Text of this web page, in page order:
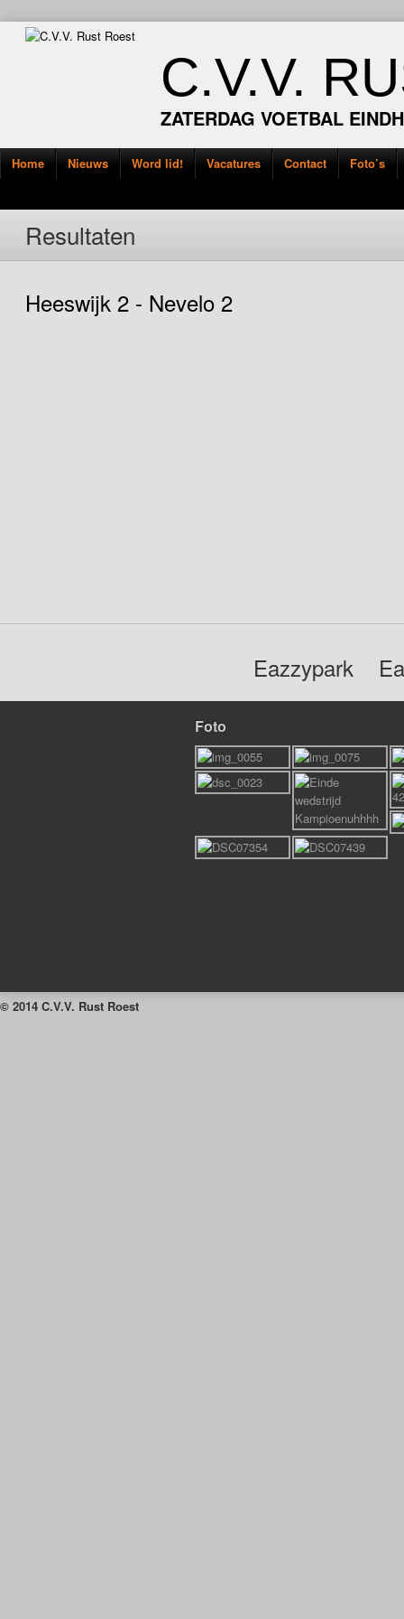
C.V.V.
ZATERDAG VOETBAL
Home Nieuws Word lid! Vacatures Contact Foto’s
Resultaten
Heeswijk 2 - Nevelo 2
Eazzypark
Foto
© 2014 C.V.V. Rust Roest